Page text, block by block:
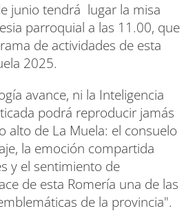
junio tendrá lugar la misa
parroquial a las 11.00, que
de actividades de esta
2025.
avance, ni la Inteligencia
podrá reproducir jamás
alto de La Muela: el consuelo
la emoción compartida
y el sentimiento de
de esta Romería una de las
de la provincia".